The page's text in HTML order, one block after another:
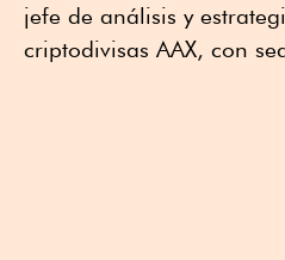
jefe de análisis y
criptodivisas AAX, con